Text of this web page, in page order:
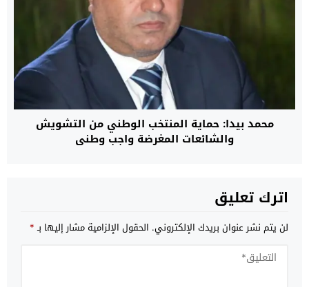
محمد بيدا: حماية المنتخب الوطني من التشويش
والشائعات المغرضة واجب وطني
اترك تعليق
لن يتم نشر عنوان بريدك الإلكتروني. الحقول الإلزامية مشار إليها بـ*